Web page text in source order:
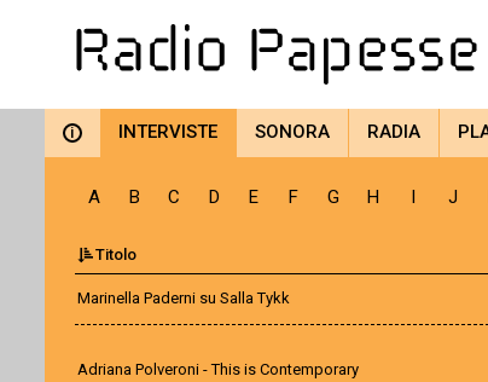
i INTERVISTE SONORA RADIA
A B C D E F G H I J
Titolo
Marinella Paderni su Salla Tykk
Adriana Polveroni - This is Contemporary